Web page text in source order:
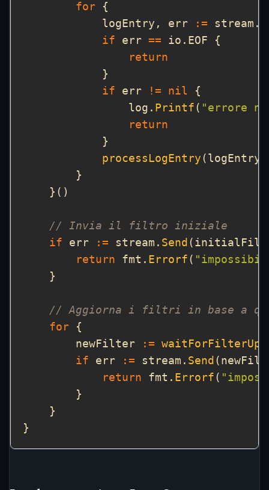
for
            logEntry, err
:= stream.
if err ==
return
if err != nil
                log.
Printf ( "errore
return
processLogEntry
// Invia il filtro iniziale
if err := stream. Send
return fmt. Errorf (
// Aggiorna i filtri in base a
for
        newFilter
:=
if err := stream. Send
return fmt. Errorf (